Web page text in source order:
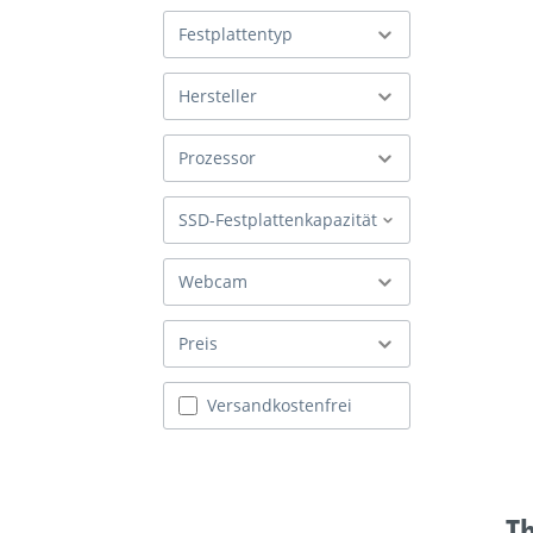
Festplattentyp
Hersteller
Prozessor
SSD-Festplattenkapazität
Webcam
Preis
Filter hinzufügen: Versandkostenfrei
Versandkostenfrei